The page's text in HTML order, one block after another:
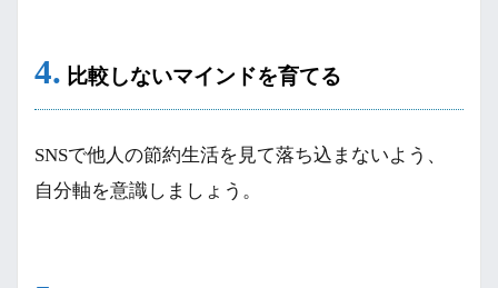
4. 比較しないマインドを育てる
SNSで他人の節約生活を見て落ち込まないよう、
自分軸を意識しましょう。